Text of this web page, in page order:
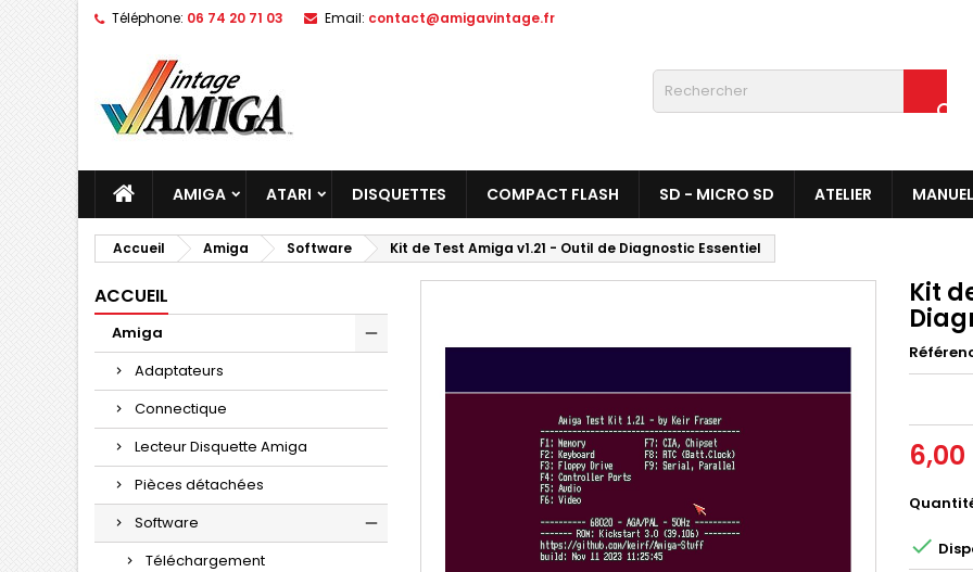
Téléphone: 06 74 20 71 03 Email: contact@amigavintage.fr

AMIGA ATARI DISQUETTES COMPACT FLASH SD - MICRO SD ATELIER MANUEL
Accueil Amiga Software Kit de Test Amiga v1.21 - Outil de Diagnostic Essentiel
ACCUEIL
Amiga
Adaptateurs
Connectique
Lecteur Disquette Amiga
Pièces détachées
Software
Téléchargement
Kit
